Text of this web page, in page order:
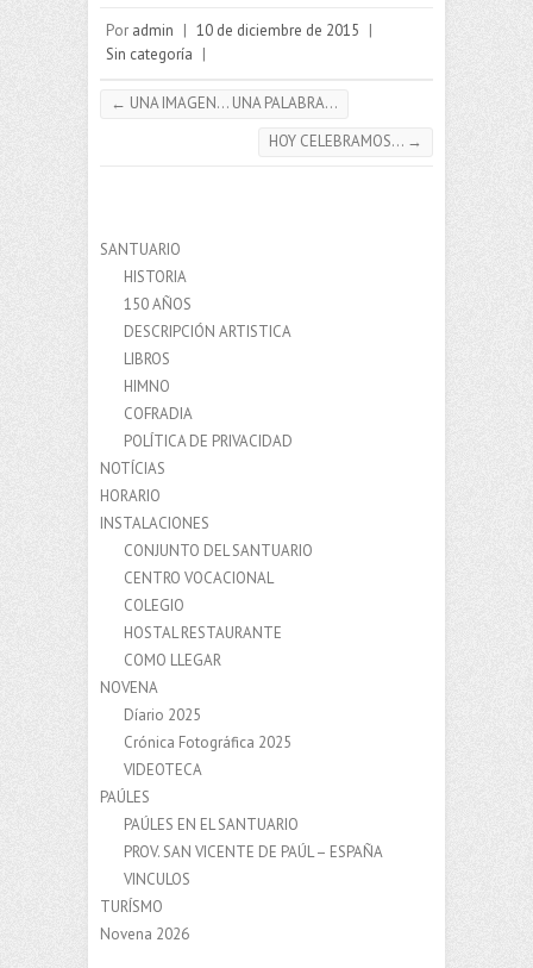
Por admin | 10 de diciembre de 2015 |
Sin categoría |
← UNA IMAGEN… UNA PALABRA…
HOY CELEBRAMOS… →
SANTUARIO
HISTORIA
150 AÑOS
DESCRIPCIÓN ARTISTICA
LIBROS
HIMNO
COFRADIA
POLÍTICA DE PRIVACIDAD
NOTÍCIAS
HORARIO
INSTALACIONES
CONJUNTO DEL SANTUARIO
CENTRO VOCACIONAL
COLEGIO
HOSTAL RESTAURANTE
COMO LLEGAR
NOVENA
Díario 2025
Crónica Fotográfica 2025
VIDEOTECA
PAÚLES
PAÚLES EN EL SANTUARIO
PROV. SAN VICENTE DE PAÚL – ESPAÑA
VINCULOS
TURÍSMO
Novena 2026